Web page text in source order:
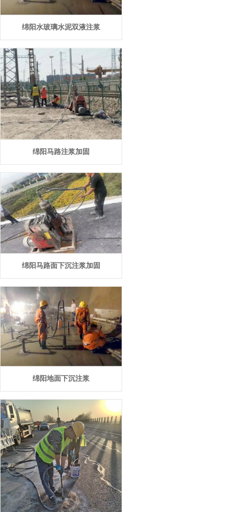
绵阳水玻璃水泥双液注浆
绵阳马路注浆加固
绵阳马路面下沉注浆加固
绵阳地面下沉注浆